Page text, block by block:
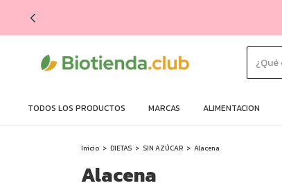
TODOS LOS PRODUCTOS MARCAS ALIMENTACION
Inicio > DIETAS > SIN AZÚCAR > Alacena
Alacena